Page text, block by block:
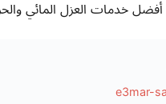
خدمات العزل المائي
e3mar-